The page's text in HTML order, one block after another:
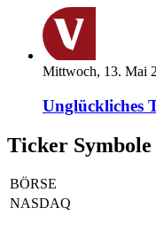
Mittwoch, 13. Mai
Unglückliches
Ticker Symbole
BÖRSE
NASDAQ